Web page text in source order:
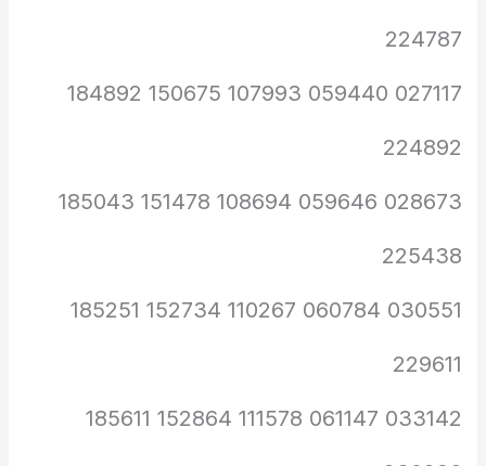
224787
027117 059440 107993 150675 184892
224892
028673 059646 108694 151478 185043
225438
030551 060784 110267 152734 185251
229611
033142 061147 111578 152864 185611